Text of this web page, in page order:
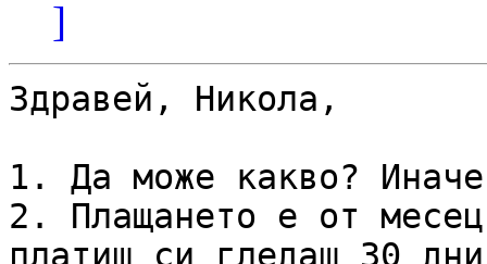
]
Здравей, Никола,
1. Да може какво?
2. Плащането е от
платиш си гледаш 30